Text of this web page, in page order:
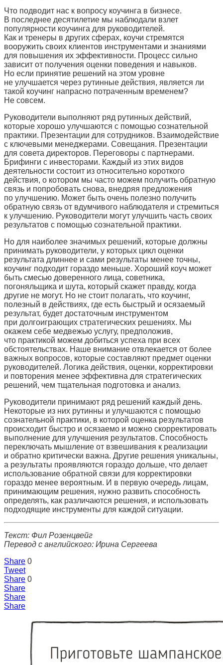
Что подводит нас к вопросу коучинга в бизнесе.
В последнее десятилетие мы наблюдали взлет
популярности коучинга для руководителей.
Как и тренеры в других сферах, коучи стремятся
вооружить своих клиентов инструментами и знаниями
для повышения их эффективности. Процесс сильно
зависит от получения оценки поведения и навыков.
Но если принятие решений на этом уровне
не улучшается через рутинные действия, является ли
такой коучинг напрасно потраченным временем?
Не совсем.
Руководители выполняют ряд рутинных действий,
которые хорошо улучшаются с помощью сознательной
практики. Презентации для сотрудников. Взаимодействие
с ключевыми менеджерами. Совещания. Презентации
для совета директоров. Переговоры с партнерами.
Брифинги с инвесторами. Каждый из этих видов
деятельности состоит из относительно короткого
действия, о котором мы часто можем получить обратную
связь и попробовать снова, внедряя предложения
по улучшению. Может быть очень полезно получить
обратную связь от вдумчивого наблюдателя и стремиться
к улучшению. Руководители могут улучшить часть своих
результатов с помощью сознательной практики.
Но для наиболее значимых решений, которые должны
принимать руководители, у которых цикл оценки
результата длиннее и сами результаты менее точны,
коучинг подходит гораздо меньше. Хороший коуч может
быть смесью доверенного лица, советника,
погоняльщика и шута, который скажет правду, когда
другие не могут. Но не стоит полагать, что коучинг,
полезный в действиях, где есть быстрый и осязаемый
результат, будет достаточным инструментом
при долгоиграющих стратегических решениях. Мы
окажем себе медвежью услугу, предположив,
что практикой можем добиться успеха при всех
обстоятельствах. Наше внимание отвлекается от более
важных вопросов, которые составляют предмет оценки
руководителей. Логика действия, оценки, корректировки
и повторения менее эффективна для стратегических
решений, чем тщательная подготовка и анализ.
Руководители принимают ряд решений каждый день.
Некоторые из них рутинны и улучшаются с помощью
сознательной практики, в которой оценка результатов
происходит быстро и осязаемо и можно скорректировать
выполнение для улучшения результатов. Способность
переключать мышление от взвешивания к реализации
и обратно критически важна. Другие решения уникальны,
а результаты проявляются гораздо дольше, что делает
использование обратной связи для корректировки
гораздо менее вероятным. И в первую очередь лицам,
принимающим решения, нужно развить способность
определять, как различаются решения, и использовать
подходящие инструменты для каждой ситуации.
Текст: Фил Розенцвейг
Перевод c английского: Ирина Сергеева
Share 0
Tweet
Share 0
Share
Share
Share